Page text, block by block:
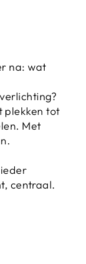
na: wat
plekken tot
Met
centraal.